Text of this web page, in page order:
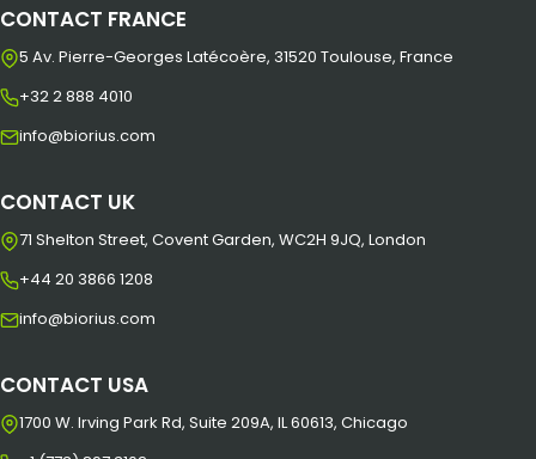
CONTACT FRANCE
5 Av. Pierre-Georges Latécoère, 31520 Toulouse, France
+32 2 888 4010
info@biorius.com
CONTACT UK
71 Shelton Street, Covent Garden, WC2H 9JQ, London
+44 20 3866 1208
info@biorius.com
CONTACT USA
1700 W. Irving Park Rd, Suite 209A, IL 60613, Chicago